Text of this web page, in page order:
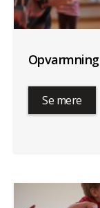
Opvarmning
Se mere